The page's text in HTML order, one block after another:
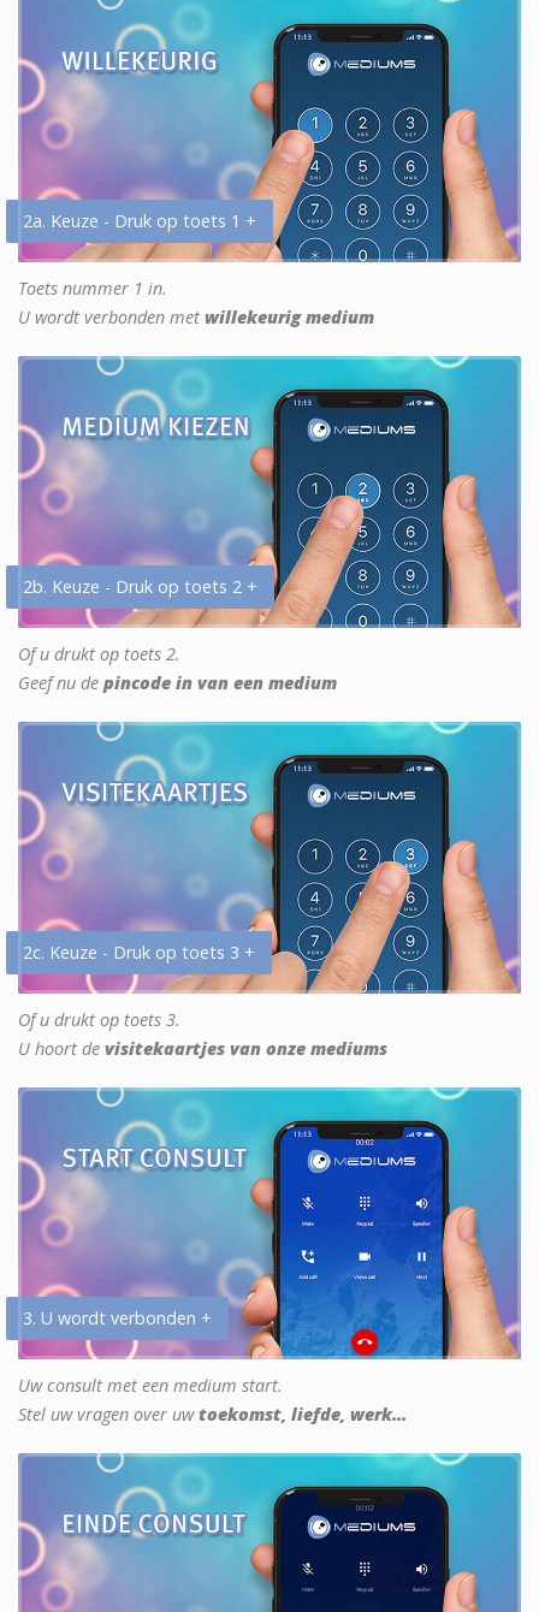
2a. Keuze - Druk op toets 1 +
Toets nummer 1 in.
U wordt verbonden met willekeurig medium
2b. Keuze - Druk op toets 2 +
Of u drukt op toets 2.
Geef nu de pincode in van een medium
2c. Keuze - Druk op toets 3 +
Of u drukt op toets 3.
U hoort de visitekaartjes van onze mediums
3. U wordt verbonden +
Uw consult met een medium start.
Stel uw vragen over uwtoekomst, liefde, werk...